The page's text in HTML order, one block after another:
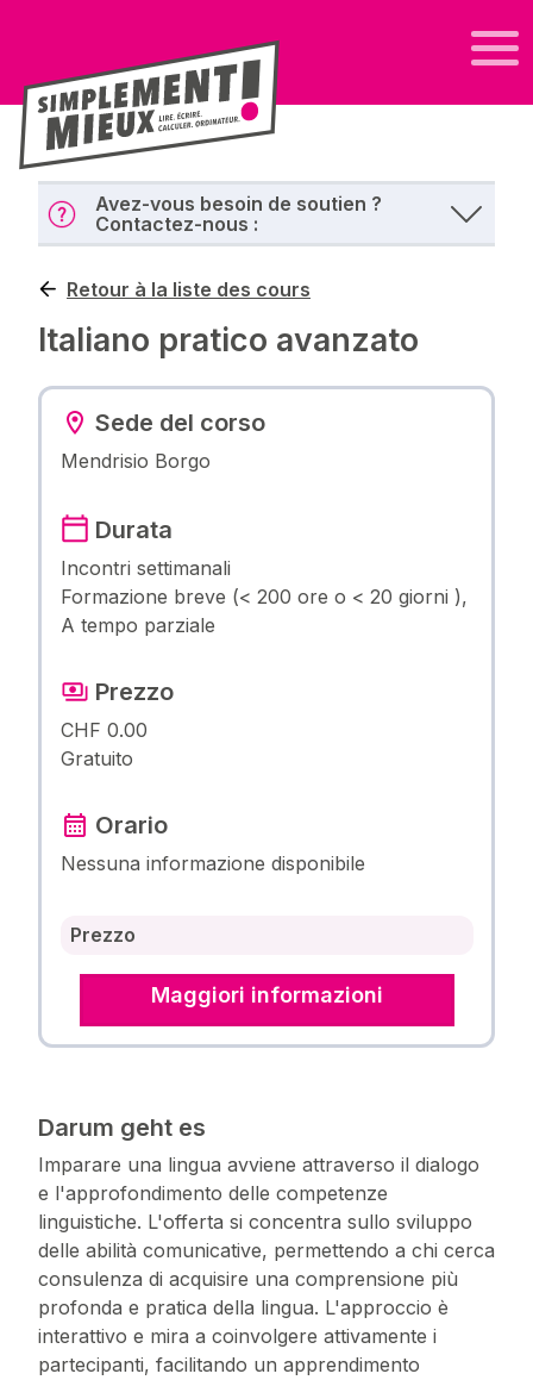
Avez-vous besoin de soutien ?
Contactez-nous :
Retour à la liste des cours
Italiano pratico avanzato
Sede del corso
Mendrisio Borgo
Durata
Incontri settimanali
Formazione breve (< 200 ore o < 20 giorni ),
A tempo parziale
Prezzo
CHF 0.00
Gratuito
Orario
Nessuna informazione disponibile
Prezzo
Maggiori informazioni
Darum geht es
Imparare una lingua avviene attraverso il dialogo
e l'approfondimento delle competenze
linguistiche. L'offerta si concentra sullo sviluppo
delle abilità comunicative, permettendo a chi cerca
consulenza di acquisire una comprensione più
profonda e pratica della lingua. L'approccio è
interattivo e mira a coinvolgere attivamente i
partecipanti, facilitando un apprendimento